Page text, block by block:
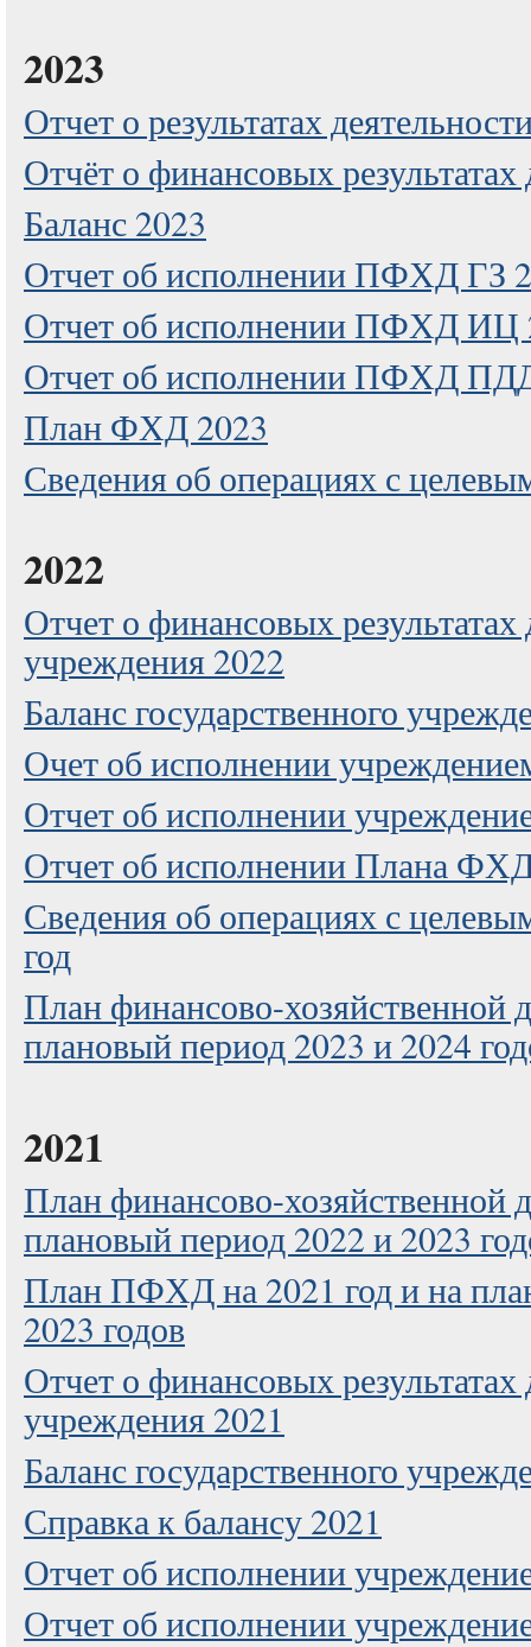
2023
Отчет о результатах
Отчёт о финансовых результатах
Баланс 2023
Отчет об исполнении ПФХД ГЗ
Отчет об исполнении ПФХД ИЦ
Отчет об исполнении ПФХД
План ФХД 2023
Сведения об операциях с
2022
Отчет о финансовых результатах
учреждения 2022
Баланс государственного
Очет об исполнении
Отчет об исполнении
Отчет об исполнении Плана
Сведения об операциях с
год
План финансово-хозяйственной
плановый период 2023 и 2024
2021
План финансово-хозяйственной
плановый период 2022 и 2023
План ПФХД на 2021 год и на
2023 годов
Отчет о финансовых результатах
учреждения 2021
Баланс государственного
Справка к балансу 2021
Отчет об исполнении
Отчет об исполнении